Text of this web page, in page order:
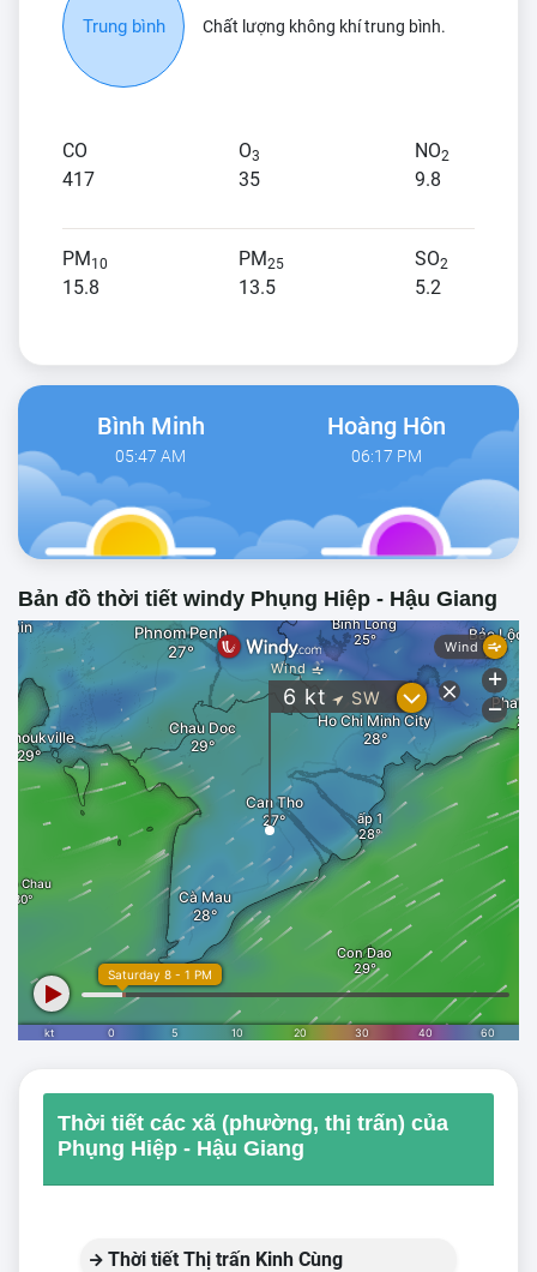
Trung bình Chất lượng không khí trung bình.
CO
417
O3
35
NO2
9.8
PM10
15.8
PM25
13.5
SO2
5.2
Bình Minh
05:47 AM
Hoàng Hôn
06:17 PM
Bản đồ thời tiết windy Phụng Hiệp - Hậu Giang
Thời tiết các xã (phường, thị trấn) của
Phụng Hiệp - Hậu Giang
Thời tiết Thị trấn Kinh Cùng